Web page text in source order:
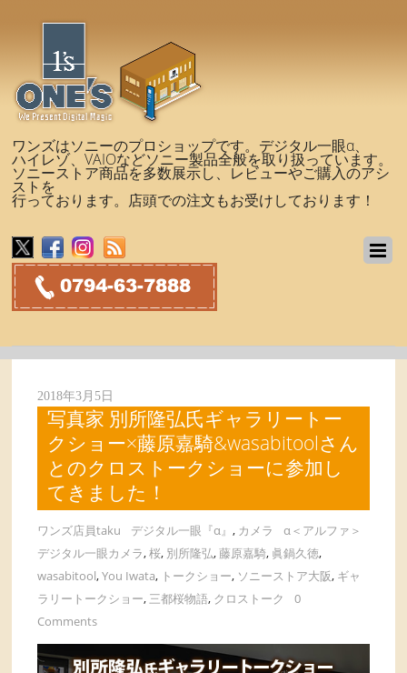
ワンズはソニーのプロショップです。デジタル一眼α、
ハイレゾ、VAIOなどソニー製品全般を取り扱っています。
ソニーストア商品を多数展示し、レビューやご購入のアシ
ストを
行っております。店頭での注文もお受けしております！
2018年3月5日
写真家 別所隆弘氏ギャラリートー
クショー×藤原嘉騎&wasabitoolさん
とのクロストークショーに参加し
てきました！
ワンズ店員taku デジタル一眼『α』, カメラ
α＜アルファ＞
デジタル一眼カメラ,桜, 別所隆弘,藤原嘉騎, 眞鍋久徳,
wasabitool,You Iwata, トークショー, ソニーストア大阪, ギャ
ラリートークショー, 三都桜物語, クロストーク
0
Comments